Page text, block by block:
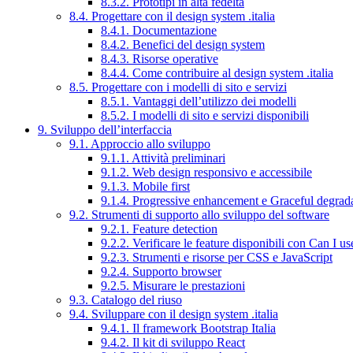
8.4. Progettare con il design system .italia
8.4.1. Documentazione
8.4.2. Benefici del design system
8.4.3. Risorse operative
8.4.4. Come contribuire al design system .italia
8.5. Progettare con i modelli di sito e servizi
8.5.1. Vantaggi dell’utilizzo dei modelli
8.5.2. I modelli di sito e servizi disponibili
9. Sviluppo dell’interfaccia
9.1. Approccio allo sviluppo
9.1.1. Attività preliminari
9.1.2. Web design responsivo e accessibile
9.1.3. Mobile first
9.1.4. Progressive enhancement e Graceful
9.2. Strumenti di supporto allo sviluppo del software
9.2.1. Feature detection
9.2.2. Verificare le feature disponibili con Can I
9.2.3. Strumenti e risorse per CSS e JavaScript
9.2.4. Supporto browser
9.2.5. Misurare le prestazioni
9.3. Catalogo del riuso
9.4. Sviluppare con il design system .italia
9.4.1. Il framework Bootstrap Italia
9.4.2. Il kit di sviluppo React